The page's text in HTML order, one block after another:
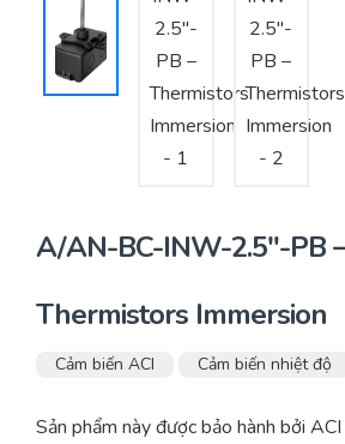
Thi công – Lắp đặt hệ thống HVAC
A/AN-BC-INW-2.5″-PB –
Thermistors Immersion
Cảm biến ACI Cảm biến nhiệt độ
Sản phẩm này được bảo hành bởi